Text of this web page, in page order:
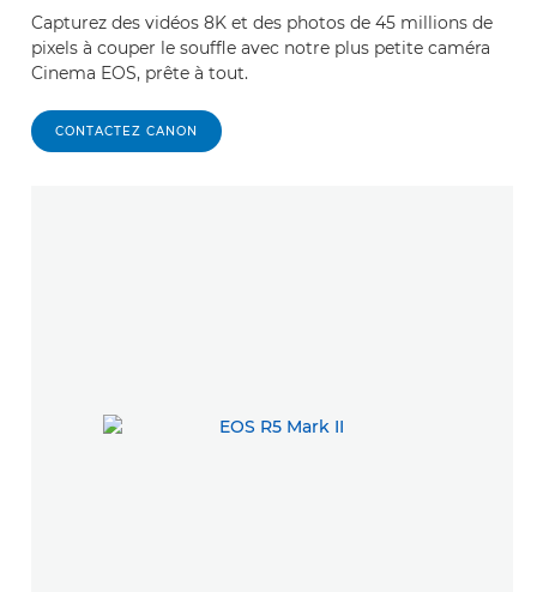
Capturez des vidéos 8K et des photos de 45 millions de
pixels à couper le souffle avec notre plus petite caméra
Cinema EOS, prête à tout.
CONTACTEZ CANON